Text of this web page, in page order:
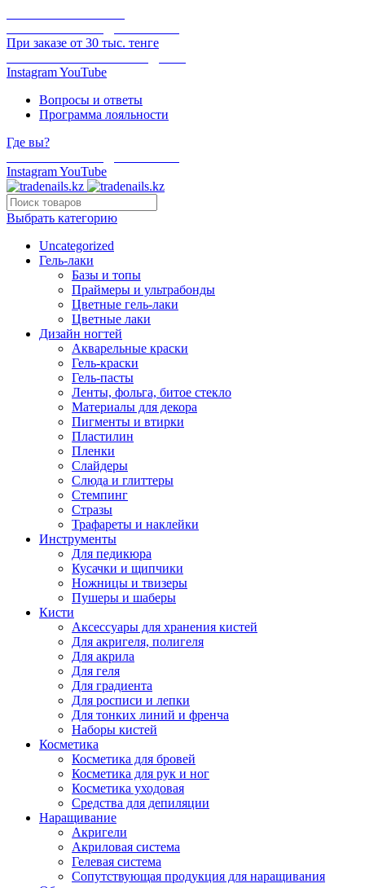
При заказе от 30 тыс. тенге
InstagramYouTube
Вопросы и ответы
Программа лояльности
Где вы?
InstagramYouTube
Выбрать категорию
Uncategorized
Гель-лаки
Базы и топы
Праймеры и ультрабонды
Цветные гель-лаки
Цветные лаки
Дизайн ногтей
Акварельные краски
Гель-краски
Гель-пасты
Ленты, фольга, битое стекло
Материалы для декора
Пигменты и втирки
Пластилин
Пленки
Слайдеры
Слюда и глиттеры
Стемпинг
Стразы
Трафареты и наклейки
Инструменты
Для педикюра
Кусачки и щипчики
Ножницы и твизеры
Пушеры и шаберы
Кисти
Аксессуары для хранения кистей
Для акригеля, полигеля
Для акрила
Для геля
Для градиента
Для росписи и лепки
Для тонких линий и френча
Наборы кистей
Косметика
Косметика для бровей
Косметика для рук и ног
Косметика уходовая
Средства для депиляции
Наращивание
Акригели
Акриловая система
Гелевая система
Сопутствующая продукция для наращивания